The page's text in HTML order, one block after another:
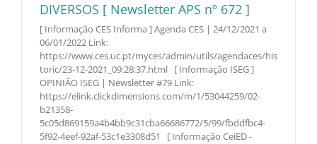
DIVERSOS [ Newsletter APS nº 672 ]
[ Informação CES Informa ] Agenda CES | 24/12/2021 a
06/01/2022 Link:
https://www.ces.uc.pt/myces/admin/utils/agendaces/his
toric/23-12-2021_09:28:37.html [ Informação ISEG ]
OPINIÃO ISEG | Newsletter #79 Link:
https://elink.clickdimensions.com/m/1/53044259/02-
b21358-
5c05d869159a4b4bb9c31cba66686772/5/99/fbddfbc4-
5f92-4eef-92af-53c1e3308d51 [ Informação CeiED -